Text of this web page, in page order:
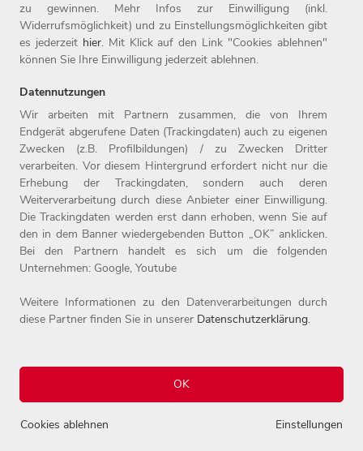
0
Home
Arbeitgeber
Benefits
Jobs
Initiativbewerbung
Kontakt
Compliance
Datenschutz
Impressum
Alle Rechte vorbehalten.
Einstellungen
zu gewinnen. Mehr Infos zur Einwilligung (inkl.
Widerrufsmöglichkeit) und zu Einstellungsmöglichkeiten gibt
es jederzeit hier. Mit Klick auf den Link "Cookies ablehnen"
können Sie Ihre Einwilligung jederzeit ablehnen.
Datennutzungen
Wir arbeiten mit Partnern zusammen, die von Ihrem
Endgerät abgerufene Daten (Trackingdaten) auch zu eigenen
Zwecken (z.B. Profilbildungen) / zu Zwecken Dritter
verarbeiten. Vor diesem Hintergrund erfordert nicht nur die
Erhebung der Trackingdaten, sondern auch deren
Weiterverarbeitung durch diese Anbieter einer Einwilligung.
Die Trackingdaten werden erst dann erhoben, wenn Sie auf
den in dem Banner wiedergebenden Button „OK” anklicken.
Bei den Partnern handelt es sich um die folgenden
Unternehmen: Google, Youtube
Weitere Informationen zu den Datenverarbeitungen durch
diese Partner finden Sie in unserer Datenschutzerklärung.
Einstellungen
Cookies ablehnen
OK